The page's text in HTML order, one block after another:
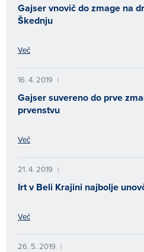
Gajser vnovič do zmage na
Škednju
Več
16. 4. 2019 |
Gajser suvereno do prve
prvenstvu
Več
21. 4. 2019 |
Irt v Beli Krajini najbolje
Več
26. 5. 2019 |